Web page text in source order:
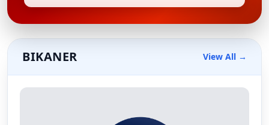
BIKANER View All →